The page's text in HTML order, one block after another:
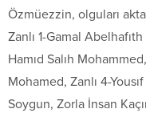
Özmüezzin, olguları
Zanlı 1-Gamal
Hamıd Salıh
Mohamed, Zanlı 4-
Soygun, Zorla İnsan